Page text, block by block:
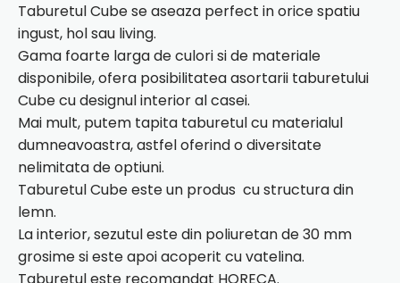
Taburetul Cube se aseaza perfect in orice spatiu
ingust, hol sau living.
Gama foarte larga de culori si de materiale
disponibile, ofera posibilitatea asortarii taburetului
Cube cu designul interior al casei.
Mai mult, putem tapita taburetul cu materialul
dumneavoastra, astfel oferind o diversitate
nelimitata de optiuni.
Taburetul Cube este un produs cu structura din
lemn.
La interior, sezutul este din poliuretan de 30 mm
grosime si este apoi acoperit cu vatelina.